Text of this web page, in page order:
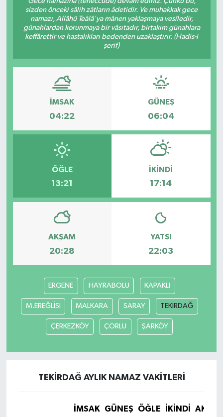
sizden önceki sâlih zâtların âdetidir. Ve muhakkak gece
namazı, Allâhü Teâlâ'ya mânen yaklaşmaya vesîledir,
günahlardan korunmaya bir vâsıtadır, birtakım günahlara
keffârettir ve hastalıkları bedenden uzaklaştırır. (Hadis-i
şerif)
İMSAK
04:22
GÜNEŞ
06:04
ÖĞLE
13:21
İKINDI
17:14
AKŞAM
20:28
YATSI
22:03
ERGENE HAYRABOLU KAPAKLI
M.EREĞLİSİ MALKARA SARAY TEKİRDAĞ
ÇERKEZKÖY ÇORLU ŞARKÖY
TEKİRDAĞ AYLIK NAMAZ VAKITLERI
İMSAK GÜNEŞ ÖĞLE İKINDI
KÜLTÜR SANAT
SAĞLIK
SİYASET
SPOR
TEKNOLOJİ
VİZYONDAKİLER